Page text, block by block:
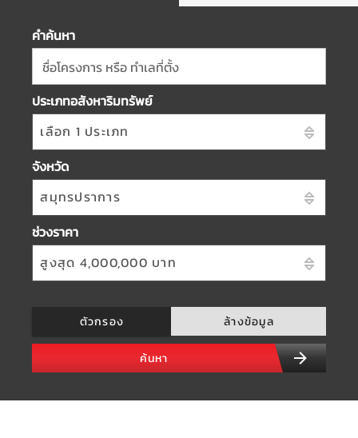
คำค้นหา
ชื่อโครงการ หรือ ทำเลที่ตั้ง
ประเภทอสังหาริมทรัพย์
เลือก 1 ประเภท
จังหวัด
สมุทรปราการ
ช่วงราคา
สูงสุด 4,000,000 บาท
ตัวกรอง ล้างข้อมูล
ค้นหา